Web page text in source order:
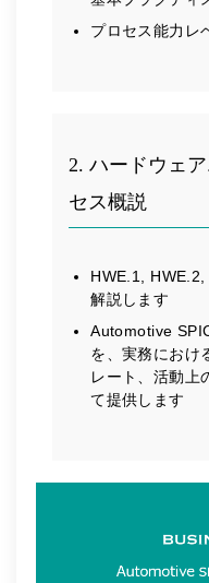
プロセス能力レ
2. ハードウェ
セス概説
HWE.1,
解説します
Automotive
を、実務におけ
レート、活動上
て提供します